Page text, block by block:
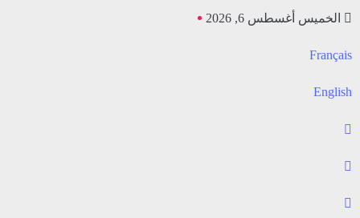
الخميس أغسطس 6, 2026
Français
English